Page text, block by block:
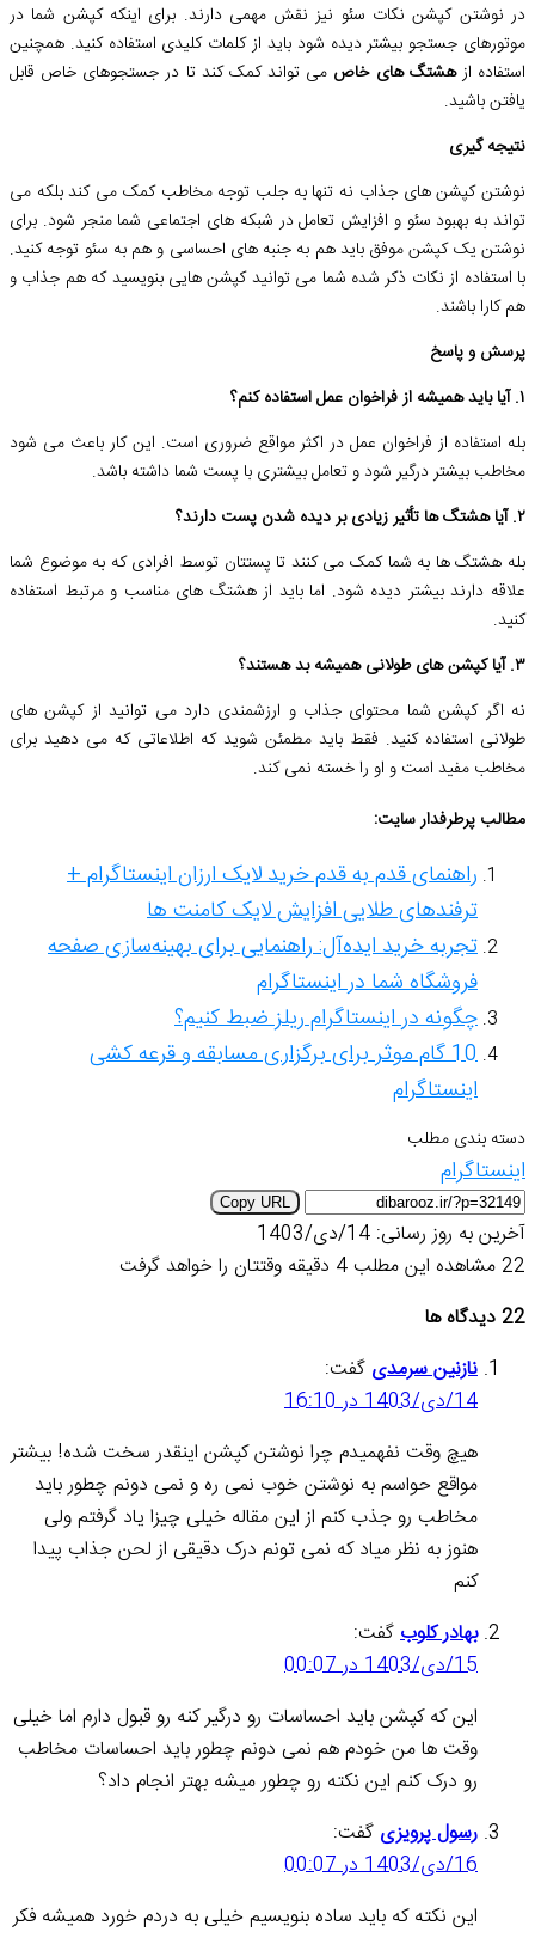
در نوشتن کپشن نکات سئو نیز نقش مهمی دارند. برای اینکه کپشن شما در
موتورهای جستجو بیشتر دیده شود باید از کلمات کلیدی استفاده کنید. همچنین
استفاده ازهشتگ های خاص می تواند کمک کند تا در جستجوهای خاص قابل
یافتن باشید.
نتیجه گیری
نوشتن کپشن های جذاب نه تنها به جلب توجه مخاطب کمک می کند بلکه می
تواند به بهبود سئو و افزایش تعامل در شبکه های اجتماعی شما منجر شود. برای
نوشتن یک کپشن موفق باید هم به جنبه های احساسی و هم به سئو توجه کنید.
با استفاده از نکات ذکر شده شما می توانید کپشن هایی بنویسید که هم جذاب و
هم کارا باشند.
پرسش و پاسخ
۱. آیا باید همیشه از فراخوان عمل استفاده کنم؟
بله استفاده از فراخوان عمل در اکثر مواقع ضروری است. این کار باعث می شود
مخاطب بیشتر درگیر شود و تعامل بیشتری با پست شما داشته باشد.
۲. آیا هشتگ ها تأثیر زیادی بر دیده شدن پست دارند؟
بله هشتگ ها به شما کمک می کنند تا پستتان توسط افرادی که به موضوع شما
علاقه دارند بیشتر دیده شود. اما باید از هشتگ های مناسب و مرتبط استفاده
کنید.
۳. آیا کپشن های طولانی همیشه بد هستند؟
نه اگر کپشن شما محتوای جذاب و ارزشمندی دارد می توانید از کپشن های
طولانی استفاده کنید. فقط باید مطمئن شوید که اطلاعاتی که می دهید برای
مخاطب مفید است و او را خسته نمی کند.
مطالب پرطرفدار سایت:
راهنمای قدم به قدم خرید لایک ارزان اینستاگرام +
ترفندهای طلایی افزایش لایک کامنت ها
تجربه خرید ایده‌آل: راهنمایی برای بهینه‌سازی صفحه
فروشگاه شما در اینستاگرام
چگونه در اینستاگرام ریلز ضبط کنیم؟
10 گام موثر برای برگزاری مسابقه و قرعه کشی
اینستاگرام
دسته بندی مطلب
اینستاگرام
Copy URL
آخرین به روز رسانی: 14/دی/1403
22مشاهده این مطلب 4 دقیقه وقتتان را خواهد گرفت
‫22 دیدگاه ها
نازنین سرمدی گفت:
14/دی/1403 در 16:10
هیچ وقت نفهمیدم چرا نوشتن کپشن اینقدر سخت شده! بیشتر
مواقع حواسم به نوشتن خوب نمی ره و نمی دونم چطور باید
مخاطب رو جذب کنم از این مقاله خیلی چیزا یاد گرفتم ولی
هنوز به نظر میاد که نمی تونم درک دقیقی از لحن جذاب پیدا
کنم
بهادر کلوبگفت:
15/دی/1403 در 00:07
این که کپشن باید احساسات رو درگیر کنه رو قبول دارم اما خیلی
وقت ها من خودم هم نمی دونم چطور باید احساسات مخاطب
رو درک کنم این نکته رو چطور میشه بهتر انجام داد؟
رسول پرویزی گفت:
16/دی/1403 در 00:07
این نکته که باید ساده بنویسیم خیلی به دردم خورد همیشه فکر